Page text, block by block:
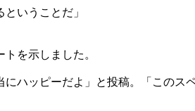
いうことだ」
を示しました。
ハッピーだよ」と投稿。「このス